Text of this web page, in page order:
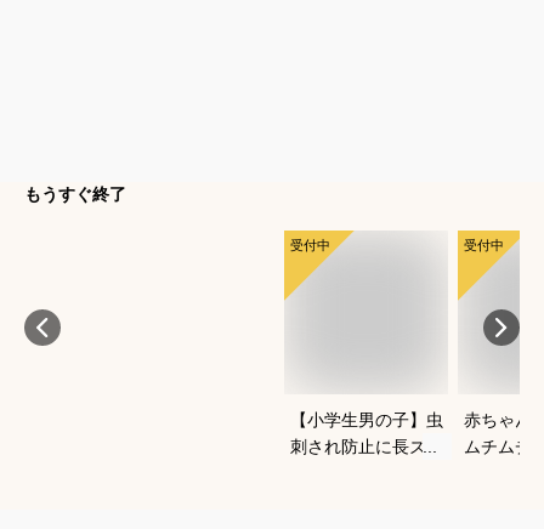
もうすぐ終了
受付中
【小学生男の子】虫
刺され防止に長ズボ
受付中
赤ちゃん
ムチムチ